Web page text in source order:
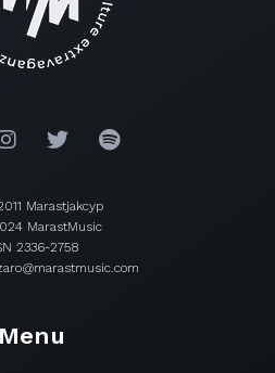
Marastjakcyp
MarastMusic
2336-2758
Menu